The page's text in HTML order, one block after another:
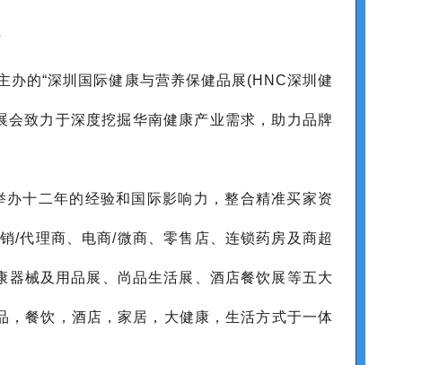
办的“深圳国际健康与营养保健品展(HNC深圳健
致力于深度挖掘华南健康产业需求，助力品牌
十二年的经验和国际影响力，整合精准买家资
/代理商、电商/微商、零售店、连锁药房及商超
械及用品展、尚品生活展、酒店餐饮展等五大
，餐饮，酒店，家居，大健康，生活方式于一体